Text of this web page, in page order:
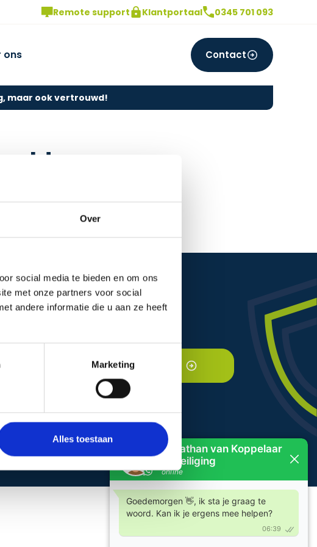
Over
social media te bieden en om ons
met onze partners voor social
andere informatie die u aan ze heeft
Marketing
Alles toestaan
Remote support Klantportaal 0345 701 093
ons Contact
maar ook vertrouwd!
Gecertificeerd